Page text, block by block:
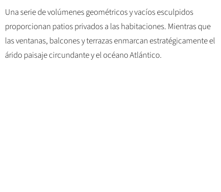
Una serie de volúmenes geométricos y vacíos esculpidos
proporcionan patios privados a las habitaciones. Mientras que
las ventanas, balcones y terrazas enmarcan estratégicamente el
árido paisaje circundante y el océano Atlántico.